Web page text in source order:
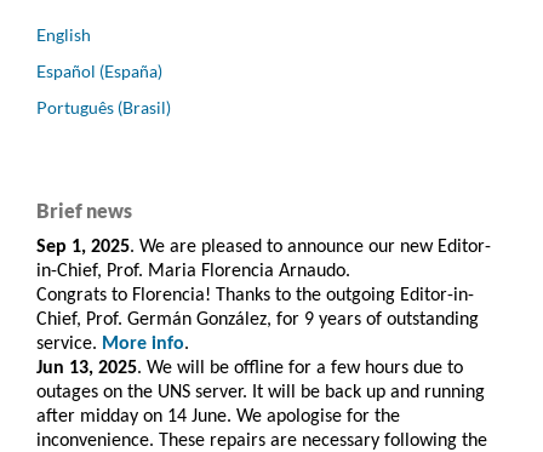
English
Español (España)
Português (Brasil)
Brief news
Sep 1, 2025. We are pleased to announce our new Editor-
in-Chief, Prof. Maria Florencia Arnaudo.
Congrats to Florencia! Thanks to the outgoing Editor-in-
Chief, Prof. Germán González, for 9 years of outstanding
service. More info.
Jun 13, 2025. We will be offline for a few hours due to
outages on the UNS server. It will be back up and running
after midday on 14 June. We apologise for the
inconvenience. These repairs are necessary following the